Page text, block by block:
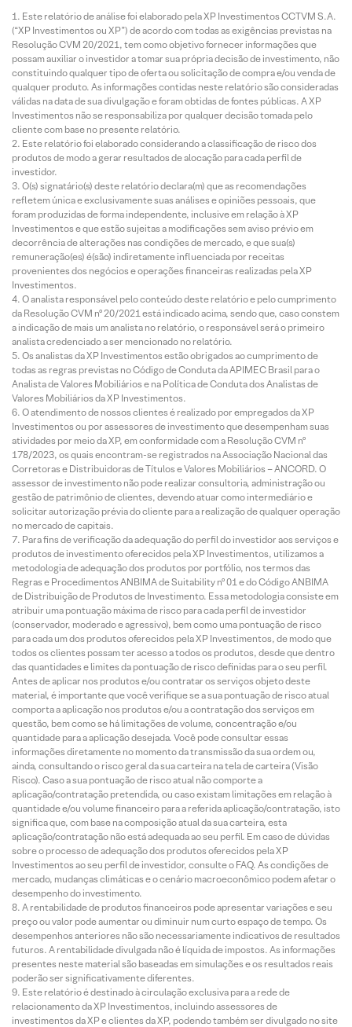
Este relatório de análise foi elaborado pela XP Investimentos CCTVM S.A.
(“XP Investimentos ou XP”) de acordo com todas as exigências previstas na
Resolução CVM 20/2021, tem como objetivo fornecer informações que
possam auxiliar o investidor a tomar sua própria decisão de investimento, não
constituindo qualquer tipo de oferta ou solicitação de compra e/ou venda de
qualquer produto. As informações contidas neste relatório são consideradas
válidas na data de sua divulgação e foram obtidas de fontes públicas. A XP
Investimentos não se responsabiliza por qualquer decisão tomada pelo
cliente com base no presente relatório.
Este relatório foi elaborado considerando a classificação de risco dos
produtos de modo a gerar resultados de alocação para cada perfil de
investidor.
O(s) signatário(s) deste relatório declara(m) que as recomendações
refletem única e exclusivamente suas análises e opiniões pessoais, que
foram produzidas de forma independente, inclusive em relação à XP
Investimentos e que estão sujeitas a modificações sem aviso prévio em
decorrência de alterações nas condições de mercado, e que sua(s)
remuneração(es) é(são) indiretamente influenciada por receitas
provenientes dos negócios e operações financeiras realizadas pela XP
Investimentos.
O analista responsável pelo conteúdo deste relatório e pelo cumprimento
da Resolução CVM nº 20/2021 está indicado acima, sendo que, caso constem
a indicação de mais um analista no relatório, o responsável será o primeiro
analista credenciado a ser mencionado no relatório.
Os analistas da XP Investimentos estão obrigados ao cumprimento de
todas as regras previstas no Código de Conduta da APIMEC Brasil para o
Analista de Valores Mobiliários e na Política de Conduta dos Analistas de
Valores Mobiliários da XP Investimentos.
O atendimento de nossos clientes é realizado por empregados da XP
Investimentos ou por assessores de investimento que desempenham suas
atividades por meio da XP, em conformidade com a Resolução CVM nº
178/2023, os quais encontram-se registrados na Associação Nacional das
Corretoras e Distribuidoras de Títulos e Valores Mobiliários – ANCORD. O
assessor de investimento não pode realizar consultoria, administração ou
gestão de patrimônio de clientes, devendo atuar como intermediário e
solicitar autorização prévia do cliente para a realização de qualquer operação
no mercado de capitais.
Para fins de verificação da adequação do perfil do investidor aos serviços e
produtos de investimento oferecidos pela XP Investimentos, utilizamos a
metodologia de adequação dos produtos por portfólio, nos termos das
Regras e Procedimentos ANBIMA de Suitability nº 01 e do Código ANBIMA
de Distribuição de Produtos de Investimento. Essa metodologia consiste em
atribuir uma pontuação máxima de risco para cada perfil de investidor
(conservador, moderado e agressivo), bem como uma pontuação de risco
para cada um dos produtos oferecidos pela XP Investimentos, de modo que
todos os clientes possam ter acesso a todos os produtos, desde que dentro
das quantidades e limites da pontuação de risco definidas para o seu perfil.
Antes de aplicar nos produtos e/ou contratar os serviços objeto deste
material, é importante que você verifique se a sua pontuação de risco atual
comporta a aplicação nos produtos e/ou a contratação dos serviços em
questão, bem como se há limitações de volume, concentração e/ou
quantidade para a aplicação desejada. Você pode consultar essas
informações diretamente no momento da transmissão da sua ordem ou,
ainda, consultando o risco geral da sua carteira na tela de carteira (Visão
Risco). Caso a sua pontuação de risco atual não comporte a
aplicação/contratação pretendida, ou caso existam limitações em relação à
quantidade e/ou volume financeiro para a referida aplicação/contratação, isto
significa que, com base na composição atual da sua carteira, esta
aplicação/contratação não está adequada ao seu perfil. Em caso de dúvidas
sobre o processo de adequação dos produtos oferecidos pela XP
Investimentos ao seu perfil de investidor, consulte o FAQ. As condições de
mercado, mudanças climáticas e o cenário macroeconômico podem afetar o
desempenho do investimento.
A rentabilidade de produtos financeiros pode apresentar variações e seu
preço ou valor pode aumentar ou diminuir num curto espaço de tempo. Os
desempenhos anteriores não são necessariamente indicativos de resultados
futuros. A rentabilidade divulgada não é líquida de impostos. As informações
presentes neste material são baseadas em simulações e os resultados reais
poderão ser significativamente diferentes.
Este relatório é destinado à circulação exclusiva para a rede de
relacionamento da XP Investimentos, incluindo assessores de
investimentos da XP e clientes da XP, podendo também ser divulgado no site